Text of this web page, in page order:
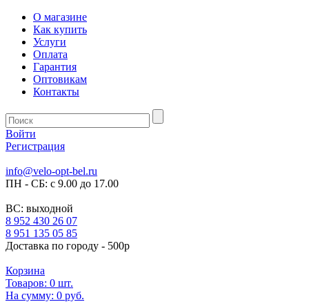
О магазине
Как купить
Услуги
Оплата
Гарантия
Оптовикам
Контакты
Войти
Регистрация
info@velo-opt-bel.ru
ПН - СБ: с 9.00 до 17.00
ВС: выходной
8 952 430 26 07
8 951 135 05 85
Доставка по городу - 500р
Корзина
Товаров: 0 шт.
На сумму: 0 руб.